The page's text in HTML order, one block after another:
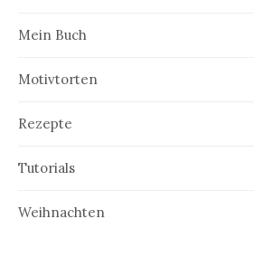
Mein Buch
Motivtorten
Rezepte
Tutorials
Weihnachten